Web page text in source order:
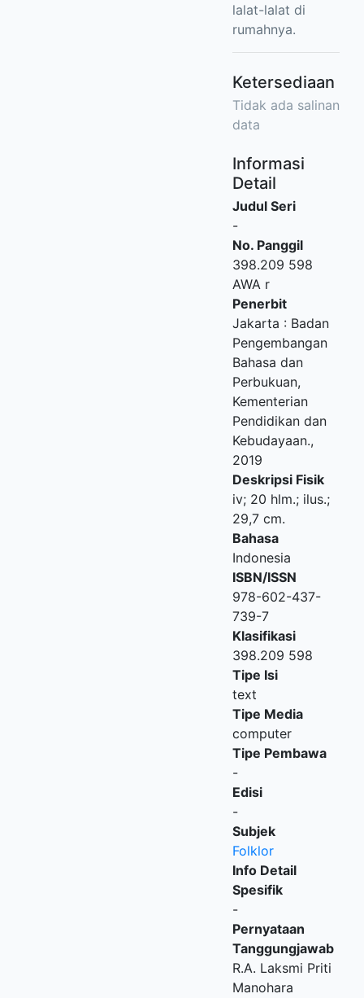
lalat-lalat di
rumahnya.
Ketersediaan
Tidak ada salinan
data
Informasi
Detail
Judul Seri
-
No. Panggil
398.209 598
AWA r
Penerbit
Jakarta : Badan
Pengembangan
Bahasa dan
Perbukuan,
Kementerian
Pendidikan dan
Kebudayaan.,
2019
Deskripsi Fisik
iv; 20 hlm.; ilus.;
29,7 cm.
Bahasa
Indonesia
ISBN/ISSN
978-602-437-
739-7
Klasifikasi
398.209 598
Tipe Isi
text
Tipe Media
computer
Tipe Pembawa
-
Edisi
-
Subjek
Folklor
Info Detail
Spesifik
-
Pernyataan
Tanggungjawab
R.A. Laksmi Priti
Manohara